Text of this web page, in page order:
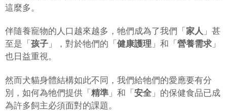
這麼多。
伴隨養寵物的人口越來越多，牠們成為了我們「 家人 」甚
至是「 孩子 」，對於牠們的「 健康護理 」和「 營養需求 」
也日益重視。
然而犬貓身體結構如此不同，我們給牠們的愛應要有分
別，如何為牠們提供「 精準 」和「 安全 」的保健食品已成
為許多飼主必須面對的課題。